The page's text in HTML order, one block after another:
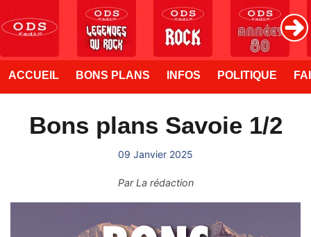
ACCUEIL BONS PLANS INFOS POLITIQUE
Bons plans Savoie 1/2
09 Janvier 2025
ParLa rédaction